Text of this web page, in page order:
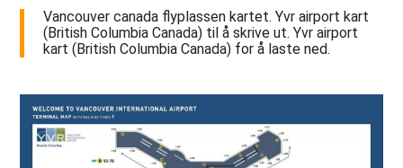
Vancouver canada flyplassen kartet. Yvr airport kart
(British Columbia Canada) til å skrive ut. Yvr airport
kart (British Columbia Canada) for å laste ned.